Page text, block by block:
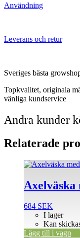
Användning
Leverans och retur
Sveriges bästa
Topkvalitet, originala
vänliga kundservice
Andra kunder
Relaterade
684 SEK
I lager
Kan
Lägg till i vagn